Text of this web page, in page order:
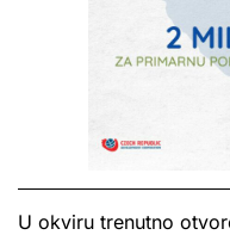
U okviru trenutno